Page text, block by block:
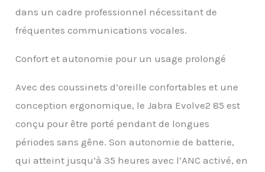
dans un cadre professionnel nécessitant de
fréquentes communications vocales.
Confort et autonomie pour un usage prolongé
Avec des coussinets d’oreille confortables et une
conception ergonomique, le Jabra Evolve2 85 est
conçu pour être porté pendant de longues
périodes sans gêne. Son autonomie de batterie,
qui atteint jusqu’à 35 heures avec l’ANC activé, en